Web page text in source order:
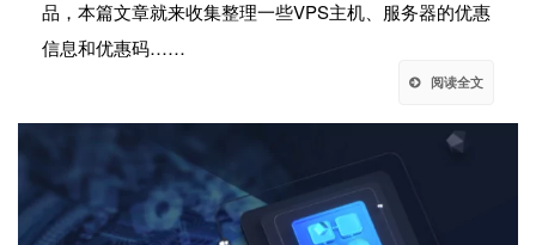
品，本篇文章就来收集整理一些VPS主机、服务器的优惠
信息和优惠码……
阅读全文